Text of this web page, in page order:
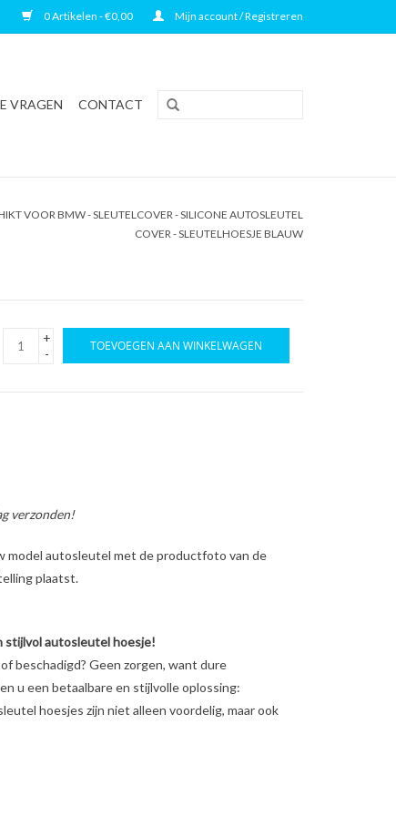
0 Artikelen - €0,00 Mijn account / Registreren
VRAGEN CONTACT
VOOR BMW - SLEUTELCOVER - SILICONE AUTOSLEUTEL
COVER - SLEUTELHOESJE BLAUW
+
-
TOEVOEGEN AAN WINKELWAGEN
verzonden!
model autosleutel met de productfoto van de
plaatst.
stijlvol autosleutel hoesje!
beschadigd? Geen zorgen, want dure
u een betaalbare en stijlvolle oplossing:
hoesjes zijn niet alleen voordelig, maar ook